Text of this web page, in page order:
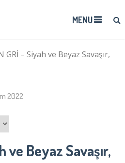
MENU
GRİ – Siyah ve Beyaz Savaşır,
2022
ve Beyaz Savaşır,